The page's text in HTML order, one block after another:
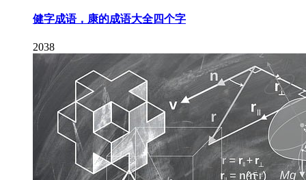
健字成语，康的成语大全四个字
2038